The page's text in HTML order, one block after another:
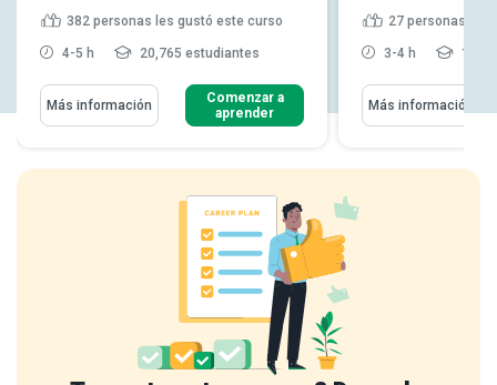
382 personas les gustó este curso
4-5 h 20,765 estudiantes
Más información
Comenzar a
aprender
27 personas les
3-4 h
Más información